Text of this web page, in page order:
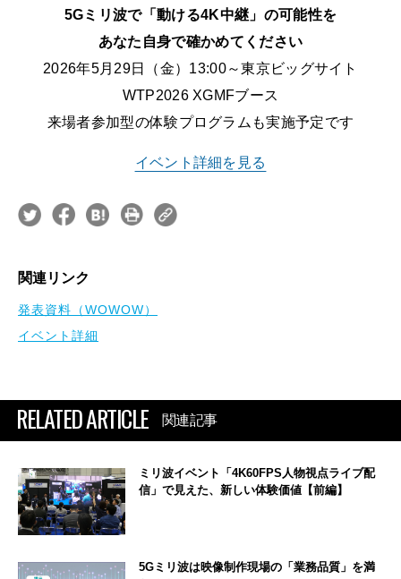
5Gミリ波で「動ける4K中継」の可能性を
あなた自身で確かめてください
2026年5月29日（金）13:00～東京ビッグサイト
WTP2026 XGMFブース
来場者参加型の体験プログラムも実施予定です
イベント詳細を見る
関連リンク
発表資料（WOWOW）
イベント詳細
RELATED ARTICLE 関連記事
ミリ波イベント「4K60FPS人物視点ライブ配
信」で見えた、新しい体験価値【前編】
5Gミリ波は映像制作現場の「業務品質」を満